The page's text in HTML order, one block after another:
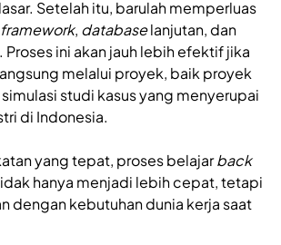
Setelah itu, barulah memperluas
framework, databaselanjutan, dan
ini akan jauh lebih efektif jika
melalui proyek, baik proyek
studi kasus yang menyerupai
di Indonesia.
yang tepat, proses belajarback
hanya menjadi lebih cepat, tetapi
dengan kebutuhan dunia kerja saat